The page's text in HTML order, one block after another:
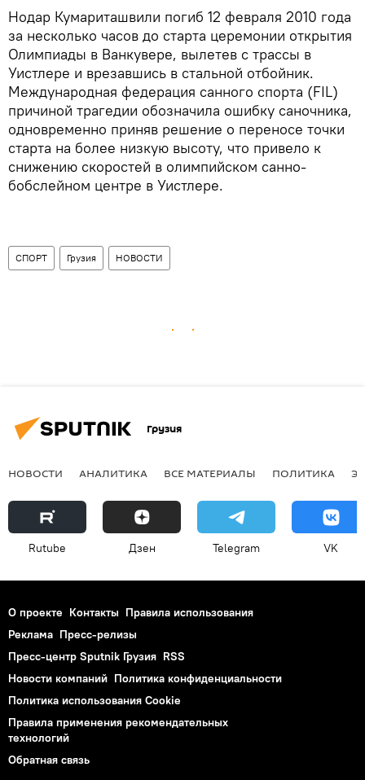
Нодар Кумариташвили погиб 12 февраля 2010 года
за несколько часов до старта церемонии открытия
Олимпиады в Ванкувере, вылетев с трассы в
Уистлере и врезавшись в стальной отбойник.
Международная федерация санного спорта (FIL)
причиной трагедии обозначила ошибку саночника,
одновременно приняв решение о переносе точки
старта на более низкую высоту, что привело к
снижению скоростей в олимпийском санно-
бобслейном центре в Уистлере.
СПОРТ Грузия НОВОСТИ
Грузия
НОВОСТИ АНАЛИТИКА ВСЕ МАТЕРИАЛЫ ПОЛИТИКА
Rutube Дзен Telegram VK
О проекте Контакты Правила использования
Реклама Пресс-релизы
Пресс-центр Sputnik Грузия RSS
Новости компаний Политика конфиденциальности
Политика использования Cookie
Правила применения рекомендательных
технологий
Обратная связь